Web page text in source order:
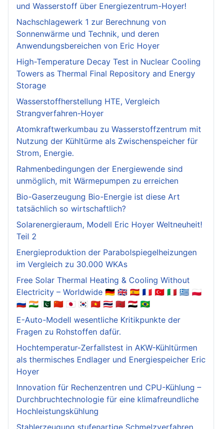
und Wasserstoff über Energiezentrum-Hoyer!
Nachschlagewerk 1 zur Berechnung von
Sonnenwärme und Technik, und deren
Anwendungsbereichen von Eric Hoyer
High-Temperature Decay Test in Nuclear Cooling
Towers as Thermal Final Repository and Energy
Storage
Wasserstoffherstellung HTE, Vergleich
Strangverfahren-Hoyer
Atomkraftwerkumbau zu Wasserstoffzentrum mit
Nutzung der Kühltürme als Zwischenspeicher für
Strom, Energie.
Rahmenbedingungen der Energiewende sind
unmöglich, mit Wärmepumpen zu erreichen
Bio-Gaserzeugung Bio-Energie ist diese Art
tatsächlich so wirtschaftlich?
Solarenergieraum, Modell Eric Hoyer Weltneuheit!
Teil 2
Energieproduktion der Parabolspiegelheizungen
im Vergleich zu 30.000 WKAs
Free Solar Thermal Heating & Cooling Without
Electricity – Worldwide 🇩🇪 🇬🇧 🇪🇸 🇫🇷 🇹🇷 🇮🇹 🇬🇷 🇵🇱
🇷🇺 🇮🇳 🇵🇰 🇨🇳 🇯🇵 🇰🇷 🇻🇳 🇹🇭 🇲🇦 🇪🇬 🇧🇷
E-Auto-Modell wesentliche Kritikpunkte der
Fragen zu Rohstoffen dafür.
Hochtemperatur-Zerfallstest in AKW-Kühltürmen
als thermisches Endlager und Energiespeicher Eric
Hoyer
Innovation für Rechenzentren und CPU-Kühlung –
Durchbruchtechnologie für eine klimafreundliche
Hochleistungskühlung